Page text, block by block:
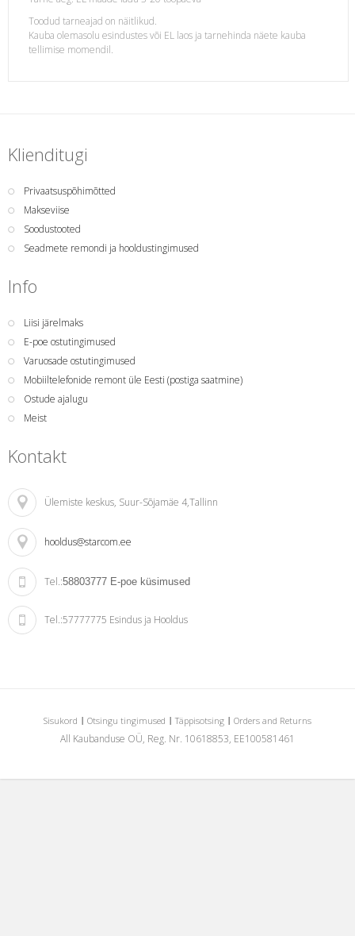
Toodud tarneajad on näitlikud.
Kauba olemasolu esindustes või EL laos ja tarnehinda näete kauba
tellimise momendil.
Klienditugi
Privaatsuspõhimõtted
Makseviise
Soodustooted
Seadmete remondi ja hooldustingimused
Info
Liisi järelmaks
E-poe ostutingimused
Varuosade ostutingimused
Mobiiltelefonide remont üle Eesti (postiga saatmine)
Ostude ajalugu
Meist
Kontakt
Ülemiste keskus, Suur-Sõjamäe 4,Tallinn
hooldus@starcom.ee
Tel.:58803777 E-poe küsimused
Tel.:57777775 Esindus ja Hooldus
Sisukord Otsingu tingimused Täppisotsing Orders and Returns
All Kaubanduse OÜ, Reg. Nr. 10618853, EE100581461